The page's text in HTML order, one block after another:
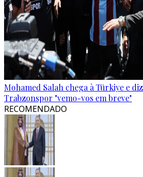
Mohamed Salah chega à Türkiye e
Trabzonspor "vemo-vos em breve"
RECOMENDADO